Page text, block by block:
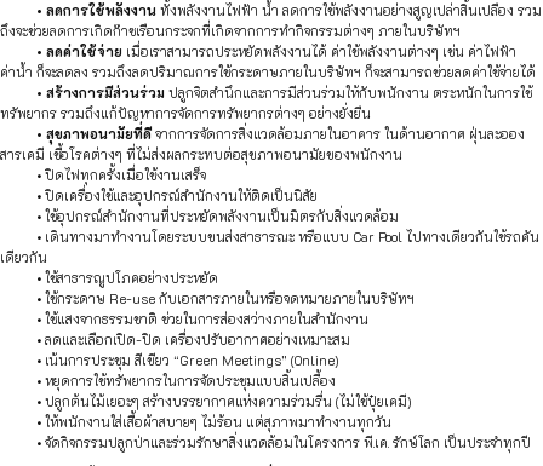
• ลดการใช้พลังงาน ทั้งพลังงานไฟฟ้า น้ำ ลดการใช้พลังงานอย่างสูญเปล่าสิ้นเปลือง รวม
ถึงจะช่วยลดการเกิดก๊าซเรือนกระจกที่เกิดจากการทำกิจกรรมต่างๆ ภายในบริษัทฯ
• ลดค่าใช้จ่าย เมื่อเราสามารถประหยัดพลังงานได้ ค่าใช้พลังงานต่างๆ เช่น ค่าไฟฟ้า
ค่าน้ำ ก็จะลดลง รวมถึงลดปริมาณการใช้กระดาษภายในบริษัทฯ ก็จะสามารถช่วยลดค่าใช้จ่ายได้
• สร้างการมีส่วนร่วม ปลูกจิตสำนึกและการมีส่วนร่วมให้กับพนักงาน ตระหนักในการใช้
ทรัพยากร รวมถึงแก้ปัญหาการจัดการทรัพยากรต่างๆ อย่างยั่งยืน
• สุขภาพอนามัยที่ดี จากการจัดการสิ่งแวดล้อมภายในอาคาร ในด้านอากาศ ฝุ่นละออง
สารเคมี เชื้อโรคต่างๆ ที่ไม่ส่งผลกระทบต่อสุขภาพอนามัยของพนักงาน
• ปิดไฟทุกครั้งเมื่อใช้งานเสร็จ
• ปิดเครื่องใช้และอุปกรณ์สำนักงานให้ติดเป็นนิสัย
• ใช้อุปกรณ์สำนักงานที่ประหยัดพลังงานเป็นมิตรกับสิ่งแวดล้อม
• เดินทางมาทำงานโดยระบบขนส่งสาธารณะ หรือแบบ Car Pool ไปทางเดียวกันใช้รถคัน
เดียวกัน
• ใช้สาธารณูปโภคอย่างประหยัด
• ใช้กระดาษ Re-use กับเอกสารภายในหรือจดหมายภายในบริษัทฯ
• ใช้แสงจากธรรมชาติ ช่วยในการส่องสว่างภายในสำนักงาน
• ลดและเลือกเปิด-ปิด เครื่องปรับอากาศอย่างเหมาะสม
• เน้นการประชุม สีเขียว “Green Meetings” (Online)
• หยุดการใช้ทรัพยากรในการจัดประชุมแบบสิ้นเปลื้อง
• ปลูกต้นไม้เยอะๆ สร้างบรรยากาศแห่งความร่วมรื่น (ไม่ใช้ปุ๋ยเคมี)
• ให้พนักงานใส่เสื้อผ้าสบายๆ ไม่ร้อน แต่สุภาพมาทำงานทุกวัน
• จัดกิจกรรมปลูกป่าและร่วมรักษาสิ่งแวดล้อมในโครงการ พี.เค. รักษ์โลก เป็นประจำทุกปี